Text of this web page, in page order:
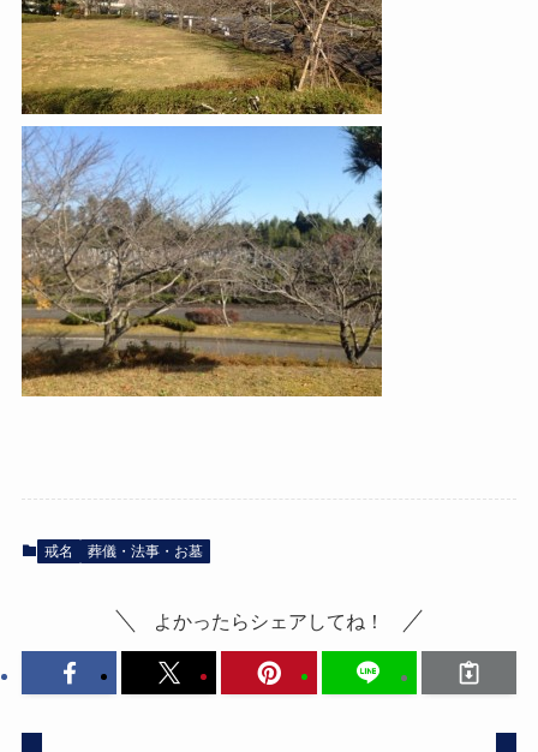
戒名 葬儀・法事・お墓
よかったらシェアしてね！